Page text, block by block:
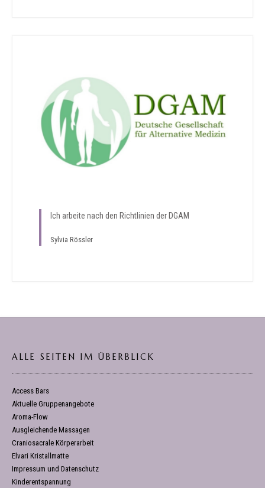
Ich arbeite nach den Richtlinien der DGAM
Sylvia Rössler
ALLE SEITEN IM ÜBERBLICK
Access Bars
Aktuelle Gruppenangebote
Aroma-Flow
Ausgleichende Massagen
Craniosacrale Körperarbeit
Elvari Kristallmatte
Impressum und Datenschutz
Kinderentspannung